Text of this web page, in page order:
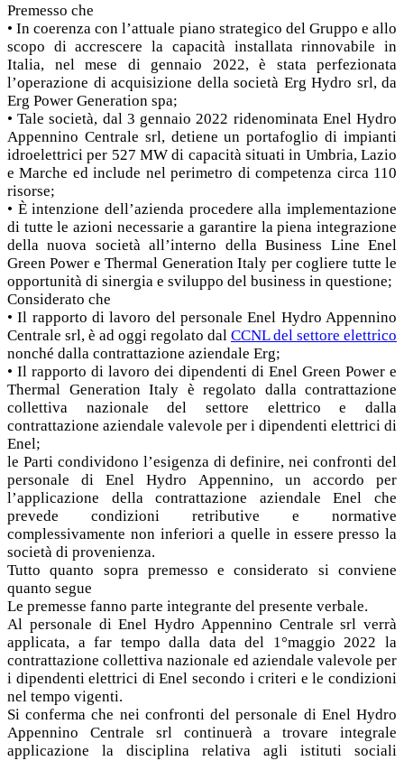
Premesso che
• In coerenza con l’attuale piano strategico del Gruppo e allo
scopo di accrescere la capacità installata rinnovabile in
Italia, nel mese di gennaio 2022, è stata perfezionata
l’operazione di acquisizione della società Erg Hydro srl, da
Erg Power Generation spa;
• Tale società, dal 3 gennaio 2022 ridenominata Enel Hydro
Appennino Centrale srl, detiene un portafoglio di impianti
idroelettrici per 527 MW di capacità situati in Umbria, Lazio
e Marche ed include nel perimetro di competenza circa 110
risorse;
• È intenzione dell’azienda procedere alla implementazione
di tutte le azioni necessarie a garantire la piena integrazione
della nuova società all’interno della Business Line Enel
Green Power e Thermal Generation Italy per cogliere tutte le
opportunità di sinergia e sviluppo del business in questione;
Considerato che
• Il rapporto di lavoro del personale Enel Hydro Appennino
Centrale srl, è ad oggi regolato dal CCNL del settore elettrico
nonché dalla contrattazione aziendale Erg;
• Il rapporto di lavoro dei dipendenti di Enel Green Power e
Thermal Generation Italy è regolato dalla contrattazione
collettiva nazionale del settore elettrico e dalla
contrattazione aziendale valevole per i dipendenti elettrici di
Enel;
le Parti condividono l’esigenza di definire, nei confronti del
personale di Enel Hydro Appennino, un accordo per
l’applicazione della contrattazione aziendale Enel che
prevede condizioni retributive e normative
complessivamente non inferiori a quelle in essere presso la
società di provenienza.
Tutto quanto sopra premesso e considerato si conviene
quanto segue
Le premesse fanno parte integrante del presente verbale.
Al personale di Enel Hydro Appennino Centrale srl verrà
applicata, a far tempo dalla data del 1°maggio 2022 la
contrattazione collettiva nazionale ed aziendale valevole per
i dipendenti elettrici di Enel secondo i criteri e le condizioni
nel tempo vigenti.
Si conferma che nei confronti del personale di Enel Hydro
Appennino Centrale srl continuerà a trovare integrale
applicazione la disciplina relativa agli istituti sociali